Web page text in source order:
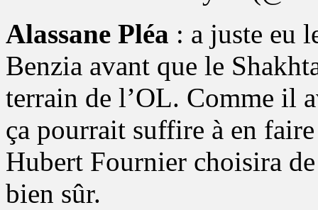
Alassane Pléa : a juste eu
Benzia avant que le
terrain de l’OL. Comme il
ça pourrait suffire à en
Hubert Fournier choisira
bien sûr.